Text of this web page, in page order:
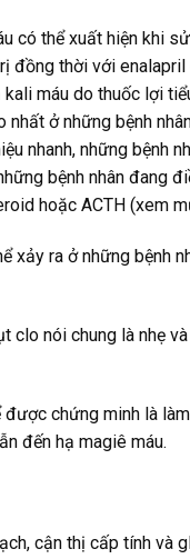
có thể xuất hiện khi
đồng thời với
máu do thuốc lợi
nhất ở những bệnh
nhanh, những bệnh
bệnh nhân đang
hoặc ACTH (xem
xảy ra ở những bệnh
clo nói chung là nhẹ
chứng minh là
đến hạ magiê máu.
cận thị cấp tính và